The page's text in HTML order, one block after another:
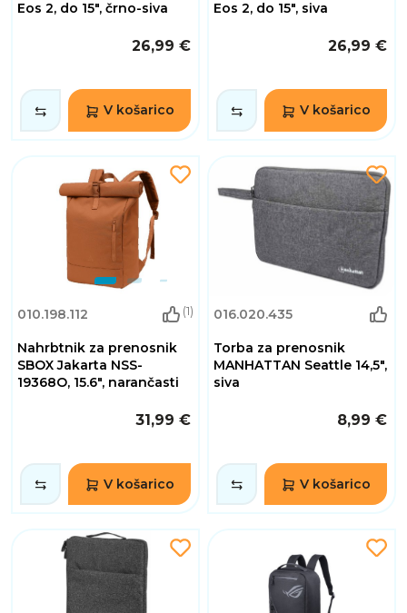
Eos 2, do 15", črno-siva
26,99 €
V košarico
Eos 2, do 15", siva
26,99 €
V košarico
010.198.112 (1)
Nahrbtnik za prenosnik
SBOX Jakarta NSS-
19368O, 15.6", narančasti
31,99 €
V košarico
016.020.435
Torba za prenosnik
MANHATTAN Seattle 14,5",
siva
8,99 €
V košarico